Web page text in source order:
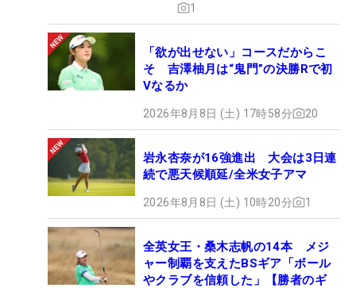
1
「欲が出せない」コースだからこ
そ 吉澤柚月は“鬼門”の決勝Rで初
Vなるか
2026年8月8日 (土) 17時58分 20
岩永杏奈が16強進出 大会は3日連
続で悪天候順延/全米女子アマ
2026年8月8日 (土) 10時20分 1
全英女王・桑木志帆の14本 メジ
ャー制覇を支えたBSギア「ボール
やクラブを信頼した」【勝者のギ